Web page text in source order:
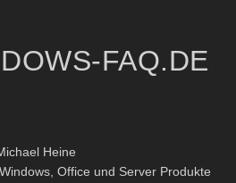
FAQ.DE
Heine
Office und Server Produkte